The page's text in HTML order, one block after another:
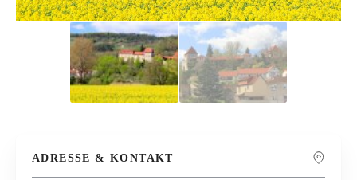
ADRESSE & KONTAKT